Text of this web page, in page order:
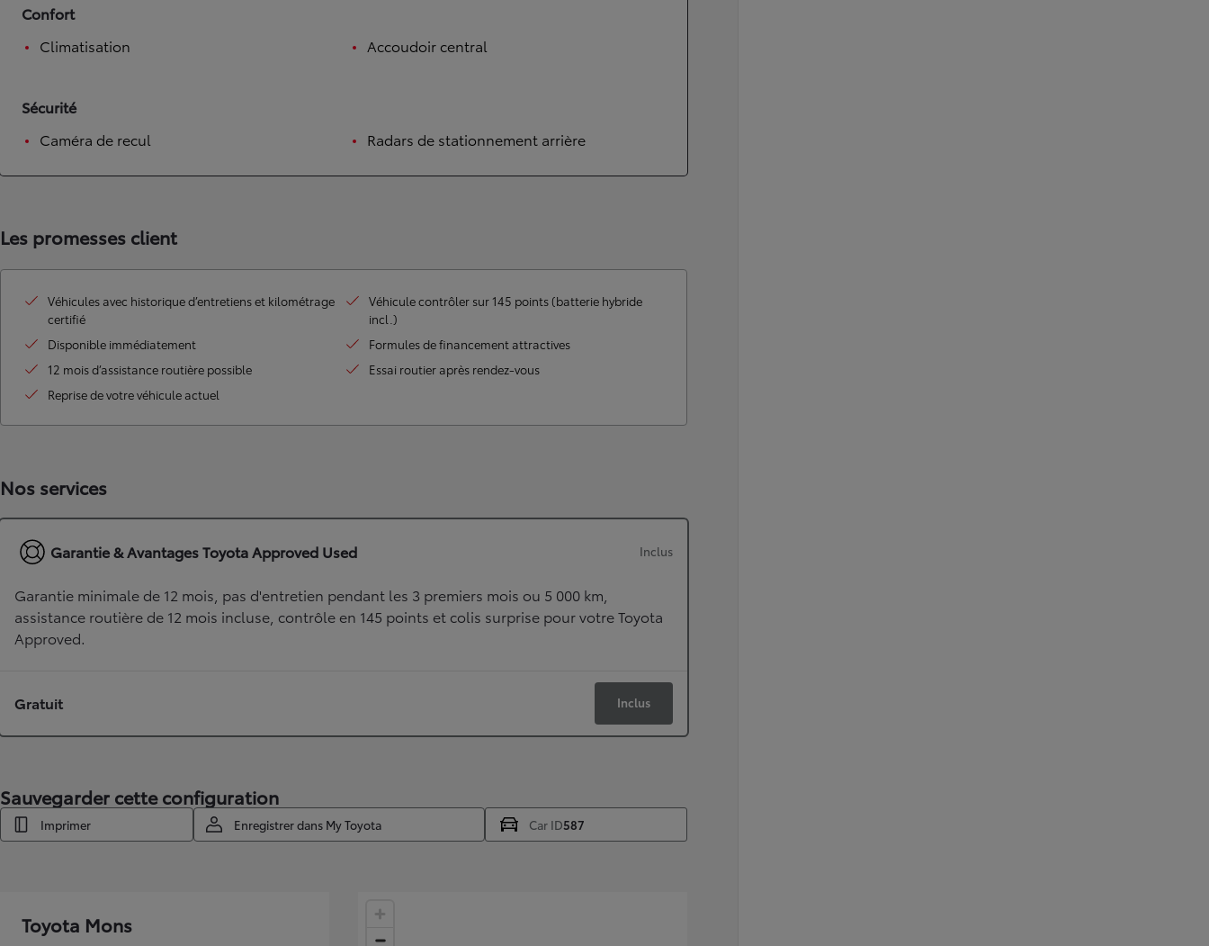
Confort
Climatisation
Accoudoir central
Sécurité
Caméra de recul
Radars de stationnement arrière
Les promesses client
Véhicules avec historique d’entretiens et kilométrage
certifié
Véhicule contrôler sur 145 points (batterie hybride
incl.)
Disponible immédiatement
Formules de financement attractives
12 mois d’assistance routière possible
Essai routier après rendez-vous
Reprise de votre véhicule actuel
Nos services
Garantie & Avantages Toyota Approved Used Inclus
Garantie minimale de 12 mois, pas d'entretien pendant les 3 premiers mois ou 5 000 km,
assistance routière de 12 mois incluse, contrôle en 145 points et colis surprise pour votre Toyota
Approved.
Gratuit Inclus
Sauvegarder cette configuration
Imprimer Enregistrer dans My Toyota Car ID587
Toyota Mons